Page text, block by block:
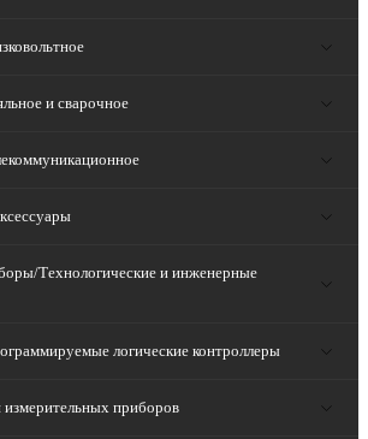
и сварочное
Технологические и инженерные
логические контроллеры
приборов